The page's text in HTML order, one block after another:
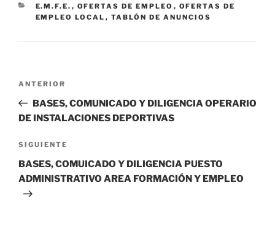
CATEGORÍAS
E.M.F.E. , OFERTAS DE EMPLEO , OFERTAS DE
EMPLEO LOCAL , TABLÓN DE ANUNCIOS
entradas
Entrada
anterior:
ANTERIOR
BASES, COMUNICADO Y DILIGENCIA OPERARIO
DE INSTALACIONES DEPORTIVAS
Siguiente
entrada
SIGUIENTE
BASES, COMUICADO Y DILIGENCIA PUESTO
ADMINISTRATIVO AREA FORMACIÓN Y EMPLEO